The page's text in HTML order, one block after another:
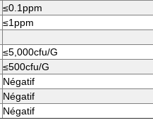
≤0.1ppm
≤1ppm
≤5,000cfu/g
≤500cfu/g
Négatif
Négatif
Négatif